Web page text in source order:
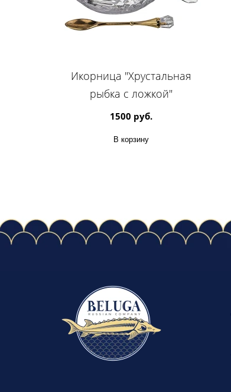
Икорница "Хрустальная
рыбка с ложкой"
1500 руб.
В корзину